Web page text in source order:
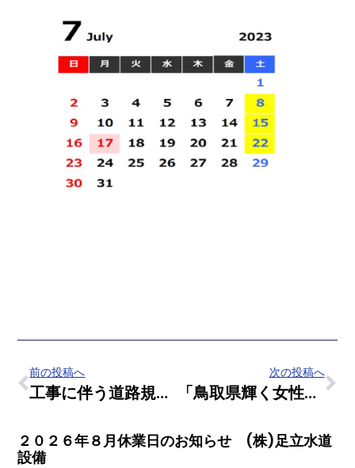
前の投稿へ
工事に伴う道路規制について (株)足立水道設備
次の投稿へ
「鳥取県輝く女性パワーアップ企業」に認定されました。 （株）足立水道設備
２０２６年８月休業日のお知らせ (株)足立水道
設備